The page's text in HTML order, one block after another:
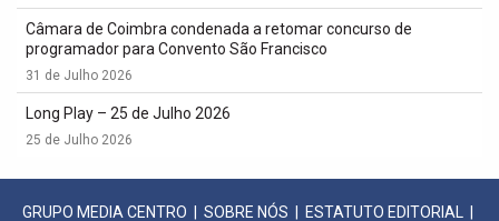
Câmara de Coimbra condenada a retomar concurso de
programador para Convento São Francisco
31 de Julho 2026
Long Play – 25 de Julho 2026
25 de Julho 2026
GRUPO MEDIA CENTRO SOBRE NÓS ESTATUTO EDITORIAL